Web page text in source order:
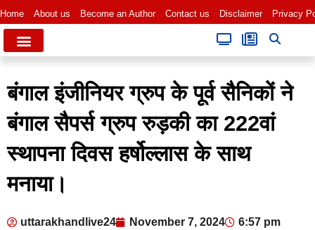
Home About us Become an Author Contact us Disclaimer Privacy
बंगाल इंजीनियर ग्रुप के पूर्व सैनिकों ने
बंगाल सैपर्स ग्रुप रुड़की का 222वां
स्थापना दिवस हर्षोल्लास के साथ
मनाया।
uttarakhandlive24 November 7, 2024
6:57 pm